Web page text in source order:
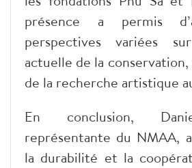
présence a permis
perspectives variées
actuelle de la
de la recherche artistique
En conclusion,
représentante du NMAA,
la durabilité et la